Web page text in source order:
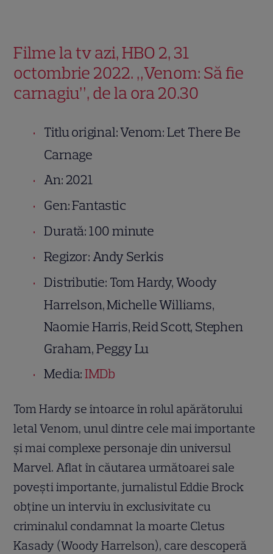
Filme la tv azi, HBO 2, 31
octombrie 2022. „Venom: Să fie
carnagiu”, de la ora 20.30
Titlu original: Venom: Let There Be
Carnage
An: 2021
Gen: Fantastic
Durată: 100 minute
Regizor: Andy Serkis
Distributie: Tom Hardy, Woody
Harrelson, Michelle Williams,
Naomie Harris, Reid Scott, Stephen
Graham, Peggy Lu
Media:IMDb
Tom Hardy se întoarce în rolul apărătorului
letal Venom, unul dintre cele mai importante
şi mai complexe personaje din universul
Marvel. Aflat în căutarea următoarei sale
poveşti importante, jurnalistul Eddie Brock
obţine un interviu în exclusivitate cu
criminalul condamnat la moarte Cletus
Kasady (Woody Harrelson), care descoperă